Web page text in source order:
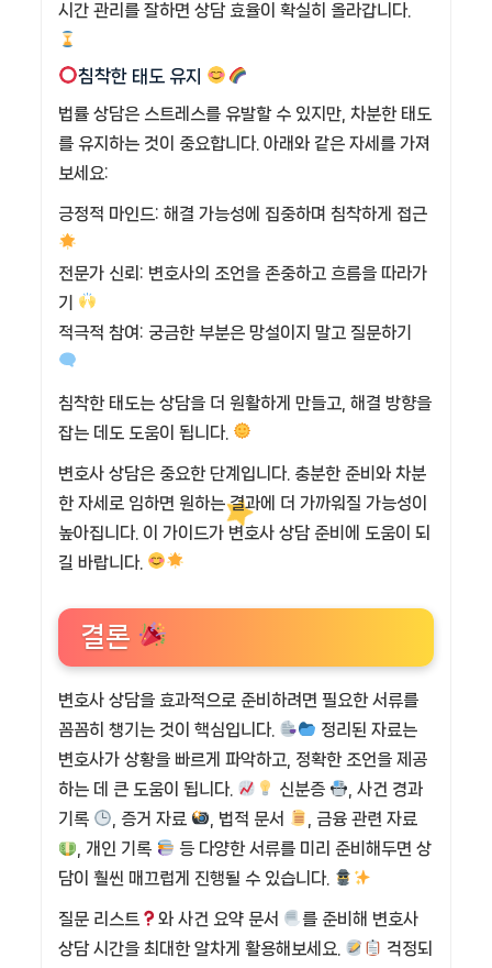
시간 관리를 잘하면 상담 효율이 확실히 올라갑니다.
침착한 태도 유지
법률 상담은 스트레스를 유발할 수 있지만, 차분한 태도
를 유지하는 것이 중요합니다. 아래와 같은 자세를 가져
보세요:
긍정적 마인드: 해결 가능성에 집중하며 침착하게 접근
전문가 신뢰: 변호사의 조언을 존중하고 흐름을 따라가
기
적극적 참여: 궁금한 부분은 망설이지 말고 질문하기
침착한 태도는 상담을 더 원활하게 만들고, 해결 방향을
잡는 데도 도움이 됩니다.
변호사 상담은 중요한 단계입니다. 충분한 준비와 차분
한 자세로 임하면 원하는 결과에 더 가까워질 가능성이
높아집니다. 이 가이드가 변호사 상담 준비에 도움이 되
길 바랍니다.
결론
변호사 상담을 효과적으로 준비하려면 필요한 서류를
꼼꼼히 챙기는 것이 핵심입니다.
정리된 자료는
변호사가 상황을 빠르게 파악하고, 정확한 조언을 제공
하는 데 큰 도움이 됩니다.
신분증
, 사건 경과
기록
, 증거 자료 , 법적 문서
, 금융 관련 자료
, 개인 기록
등 다양한 서류를 미리 준비해두면 상
담이 훨씬 매끄럽게 진행될 수 있습니다.
질문 리스트 와 사건 요약 문서
를 준비해 변호사
상담 시간을 최대한 알차게 활용해보세요.
걱정되